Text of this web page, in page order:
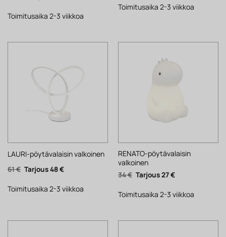
hinta
223 €. 174 €.
Toimitusaika 2-3 viikkoa
178 €. 139 €.
Toimitusaika 2-3 viikkoa
LAURI-pöytävalaisin valkoinen
61€ Alkuperäinen
hinta
61 €.
48€Nykyinen
48 €.
Toimitusaika 2-3 viikkoa
RENATO-pöytävalaisin
valkoinen
34€ Alkuperäinen
hinta
34 €.
27€Nykyinen
27 €.
Toimitusaika 2-3 viikkoa